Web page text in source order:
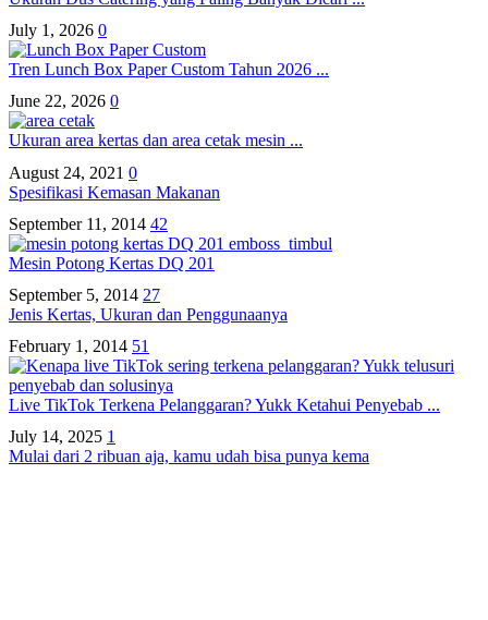
July 1, 2026 0
Tren Lunch Box Paper Custom Tahun 2026 ...
June 22, 2026 0
Ukuran area kertas dan area cetak mesin ...
August 24, 2021 0
Spesifikasi Kemasan Makanan
September 11, 2014 42
Mesin Potong Kertas DQ 201
September 5, 2014 27
Jenis Kertas, Ukuran dan Penggunaanya
February 1, 2014 51
Live TikTok Terkena Pelanggaran? Yukk Ketahui Penyebab ...
July 14, 2025 1
Mulai dari 2 ribuan aja, kamu udah bisa punya kema